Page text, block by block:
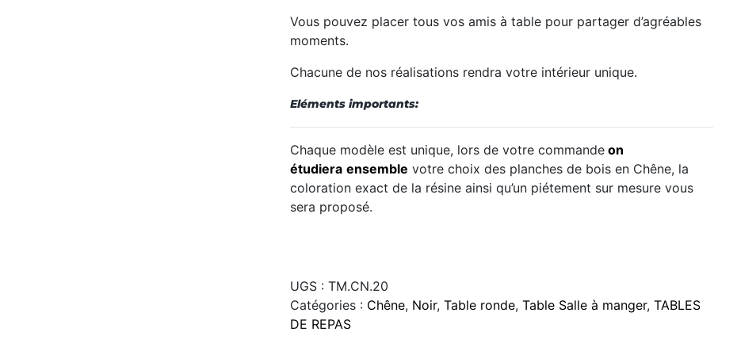
Vous pouvez placer tous vos amis à table pour partager d’agréables
moments.
Chacune de nos réalisations rendra votre intérieur unique.
Eléments importants:
Chaque modèle est unique, lors de votre commande on
étudiera ensemble votre choix des planches de bois en Chêne, la
coloration exact de la résine ainsi qu’un piétement sur mesure vous
sera proposé.
UGS : TM.CN.20
Catégories : Chêne, Noir, Table ronde, Table Salle à manger, TABLES
DE REPAS